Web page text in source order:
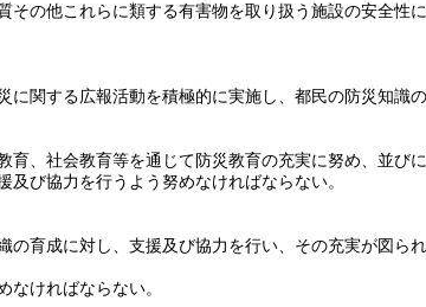
の他これらに類する有害物を取り扱う施設の安全性
に関する広報活動を積極的に実施し、都民の防災知識
育、社会教育等を通じて防災教育の充実に努め、並び
び協力を行うよう努めなければならない。
育成に対し、支援及び協力を行い、その充実が図ら
ければならない。